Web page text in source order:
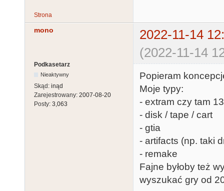
Strona
mono
2022-11-14
(2022-11-14
Podkasetarz
Nieaktywny
Skąd: inąd
Zarejestrowany: 2007-08-20
Posty: 3,063
Popieram
Moje typy:
- extram czy tam
- disk / tape / cart
- gtia
- artifacts (np. taki
- remake
Fajne byłoby też
wyszukać gry od